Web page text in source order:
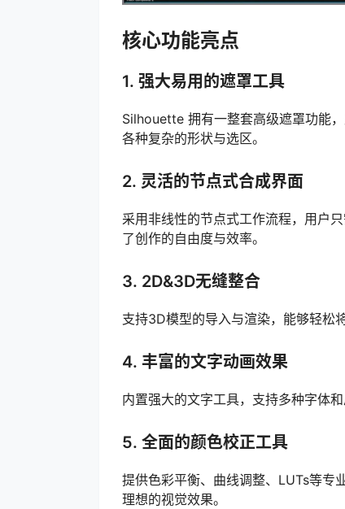
核心功能亮点
1. 强大易用的遮罩工具
Silhouette 拥有一整套高级遮罩功能
各种复杂的形状与选区。
2. 灵活的节点式合成界面
采用非线性的节点式工作流程，用户
了创作的自由度与效率。
3. 2D&3D无缝整合
支持3D模型的导入与渲染，能够轻松
4. 丰富的文字动画效果
内置强大的文字工具，支持多种字体
5. 全面的颜色校正工具
提供色彩平衡、曲线调整、LUTs等专
理想的视觉效果。